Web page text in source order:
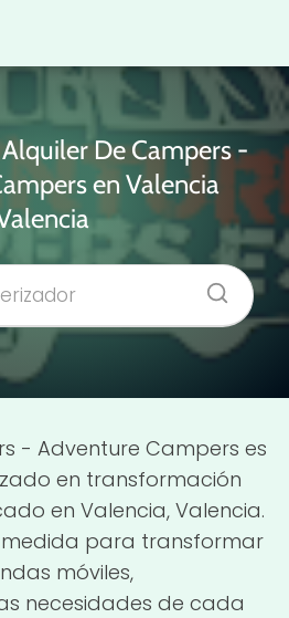
De Campers -
en Valencia
- Adventure Campers es
en transformación
en Valencia, Valencia.
para transformar
móviles,
necesidades de cada